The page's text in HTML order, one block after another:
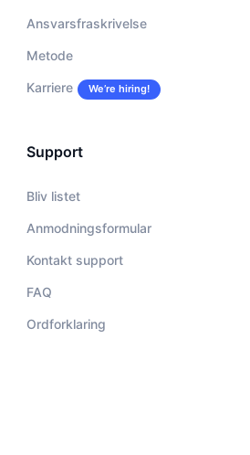
Ansvarsfraskrivelse
Metode
Karriere We’re hiring!
Support
Bliv listet
Anmodningsformular
Kontakt support
FAQ
Ordforklaring